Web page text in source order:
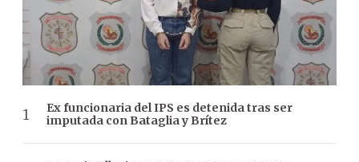
Ex funcionaria del IPS es detenida tras ser
imputada con Bataglia y Brítez